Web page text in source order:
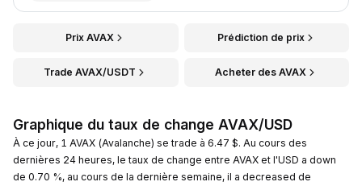
Prix AVAX Prédiction de prix
Trade AVAX/USDT Acheter des AVAX
Graphique du taux de change AVAX/USD
À ce jour, 1 AVAX (Avalanche) se trade à 6.47 $. Au cours des
dernières 24 heures, le taux de change entre AVAX et l'USD a down
de 0.70 %, au cours de la dernière semaine, il a decreased de